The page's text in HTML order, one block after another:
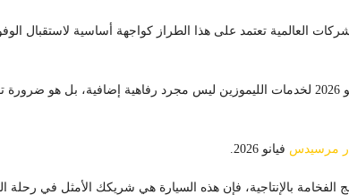
العالمية تعتمد على هذا الطراز كواجهة أساسية لاستقبال
، إن إيجار مرسيدس فيانو 2026 لخدمات الليموزين ليس مجرد رفاهية إضافية، بل
مرسيدس فيانو 2026.
الفخامة بالإنتاجية، فإن هذه السيارة هي شريكك الأمثل في رحلة